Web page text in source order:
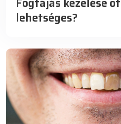
lehetséges?